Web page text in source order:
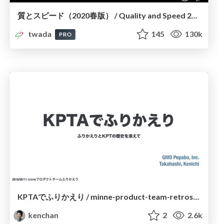
質とスピード（2020春版） / Quality and Speed 2020 Spring Edition
twada
PRO 145 130k
kenchan
2 2.6k